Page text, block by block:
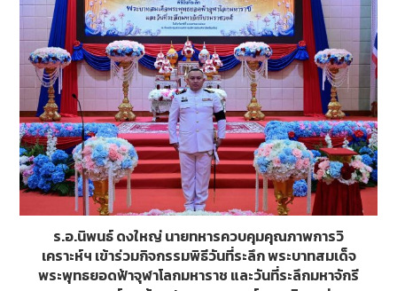
ร.อ.นิพนธ์ ดงใหญ่ นายทหารควบคุมคุณภาพการวิ
เคราะห์ฯ เข้าร่วมกิจกรรมพิธีวันที่ระลึก พระบาทสมเด็จ
พระพุทธยอดฟ้าจุฬาโลกมหาราช และวันที่ระลึกมหาจักรี